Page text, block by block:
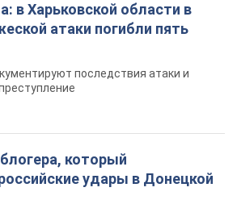
в Харьковской области в
атаки погибли пять
последствия атаки и
который
удары в Донецкой